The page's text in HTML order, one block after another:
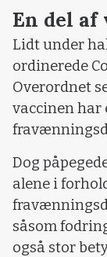
En del af
Lidt under
ordinerede
Overordnet
vaccinen har
Dog
alene i
såsom
også stor